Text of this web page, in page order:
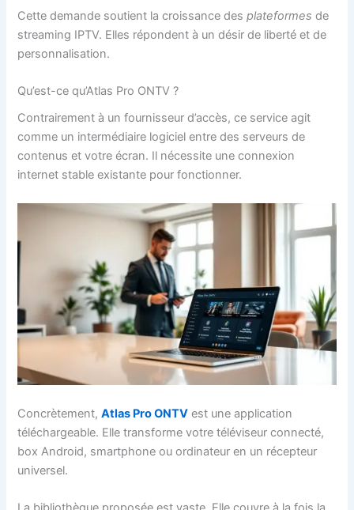
Cette demande soutient la croissance desplateformes de
streaming IPTV. Elles répondent à un désir de liberté et de
personnalisation.
Qu’est-ce qu’Atlas Pro ONTV ?
Contrairement à un fournisseur d’accès, ce service agit
comme un intermédiaire logiciel entre des serveurs de
contenus et votre écran. Il nécessite une connexion
internet stable existante pour fonctionner.
Concrètement,Atlas Pro ONTV est une application
téléchargeable. Elle transforme votre téléviseur connecté,
box Android, smartphone ou ordinateur en un récepteur
universel.